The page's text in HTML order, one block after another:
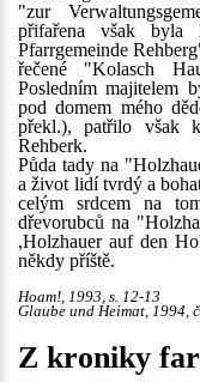
"zur
přifařena však
Pfarrgemeinde
řečené "Kolasch
Posledním majitelem
pod domem mého
překl.), patřilo však
Rehberk.
Půda tady na
a život lidí tvrdý a
celým srdcem na
dřevorubců na
,Holzhauer auf den
někdy příště.
Hoam!, 1993, s. 12-13
Glaube und Heimat, 1994,
Z kroniky